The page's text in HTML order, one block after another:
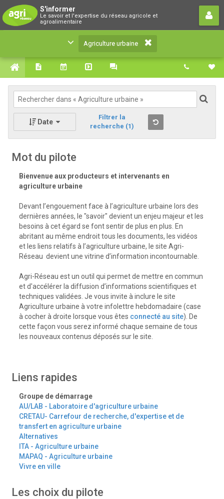
S'informer
Le savoir et l'expertise du réseau agricole et
agroalimentaire
Agriculture urbaine
Le savoir et l'expertise du réseau agricole et
agroalimentaire
Agriculture urbaine
Date
Filtrer la
recherche (1)
Mot du pilote
Bienvenue aux producteurs et intervenants en
agriculture urbaine
Devant l’engouement face à l’agriculture urbaine lors des
dernières années, le "savoir" devient un enjeu majeur et les
besoins à cet égard se font sentir de plus en plus. En
abritant au même endroit tous les documents, les vidéos
et les liens relatifs à l’agriculture urbaine, le site Agri-
Réseau devient une vitrine d’information incontournable.
Agri-Réseau est un outil qui permet de mettre en commun
et d'accélérer la diffusion d’informations scientifiques et
techniques validées. Je vous invite à inclure le site
Agriculture urbaine à votre infolettre hebdomadaire (case
à cocher à droite lorsque vous êtes connecté au site). De
cette façon vous serez informé chaque semaine de tous
les nouveaux contenus déposés sur le site.
Liens rapides
Groupe de démarrage
AU/LAB - Laboratoire d'agriculture urbaine
CRETAU- Carrefour de recherche, d'expertise et de
transfert en agriculture urbaine
Alternatives
ITA - Agriculture urbaine
MAPAQ - Agriculture urbaine
Vivre en ville
Les choix du pilote